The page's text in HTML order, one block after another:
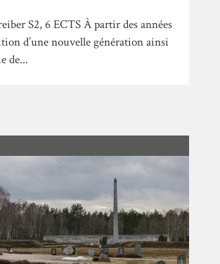
S2, 6 ECTS À partir des années
d’une nouvelle génération ainsi
de...